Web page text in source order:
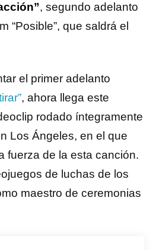
, segundo adelanto
“Posible”, que saldrá el
el primer adelanto
, ahora llega este
rodado íntegramente
Los Ángeles, en el que
fuerza de la esta canción.
de luchas de los
maestro de ceremonias